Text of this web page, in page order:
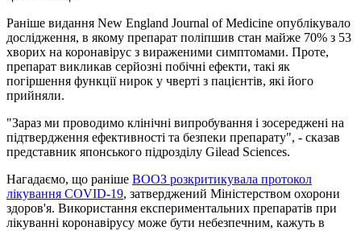
Раніше видання New England Journal of Medicine опублікувало
дослідження, в якому препарат поліпшив стан майже 70% з 53
хворих на коронавірус з вираженими симптомами. Проте,
препарат викликав серйозні побічні ефекти, такі як
погіршення функції нирок у чверті з пацієнтів, які його
прийняли.
"Зараз ми проводимо клінічні випробування і зосереджені на
підтвердження ефективності та безпеки препарату", - сказав
представник японського підрозділу Gilead Sciences.
Нагадаємо, що раніше ВООЗ розкритикувала протокол
лікування COVID-19, затверджений Міністерством охорони
здоров'я. Використання експериментальних препаратів при
лікуванні коронавірусу може бути небезпечним, кажуть в